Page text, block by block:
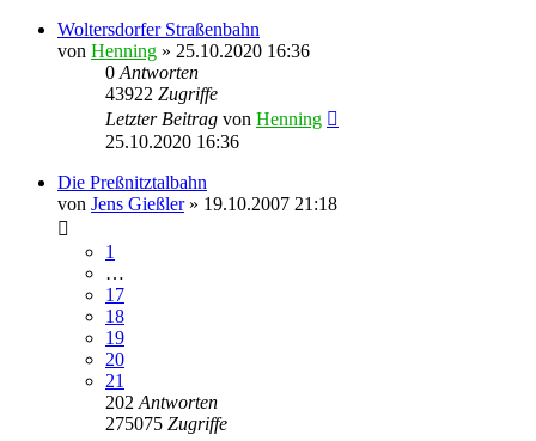
Woltersdorfer Straßenbahn
von Henning » 25.10.2020 16:36
0 Antworten
43922 Zugriffe
Letzter Beitrag von Henning
25.10.2020 16:36
Die Preßnitztalbahn
von Jens Gießler» 19.10.2007 21:18
1
…
17
18
19
20
21
202 Antworten
275075 Zugriffe